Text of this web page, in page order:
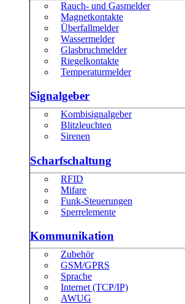
Rauch- und Gasmelder
Magnetkontakte
Überfallmelder
Wassermelder
Glasbruchmelder
Riegelkontakte
Temperaturmelder
Signalgeber
Kombisignalgeber
Blitzleuchten
Sirenen
Scharfschaltung
RFID
Mifare
Funk-Steuerungen
Sperrelemente
Kommunikation
Zubehör
GSM/GPRS
Sprache
Internet (TCP/IP)
AWUG